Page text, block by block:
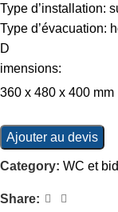
Type d’installation:
Type d’évacuation:
D
imensions:
360 x 480 x 400 mm
Ajouter au devis
Category: WC et
Share: